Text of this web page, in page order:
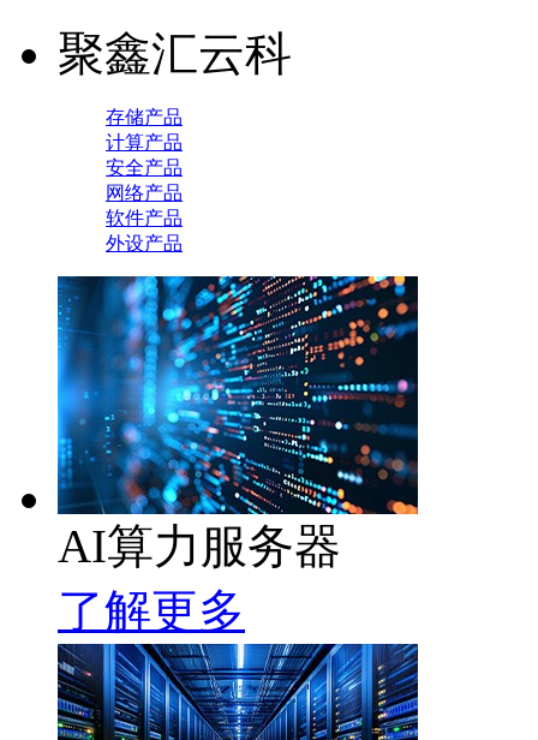
聚鑫汇云科
存储产品
计算产品
安全产品
网络产品
软件产品
外设产品
AI算力服务器
了解更多